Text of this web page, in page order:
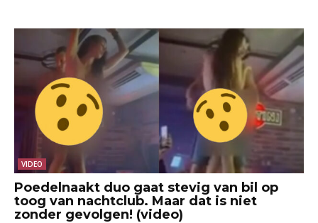
VIDEO
Poedelnaakt duo gaat stevig van bil op
toog van nachtclub. Maar dat is niet
zonder gevolgen! (video)